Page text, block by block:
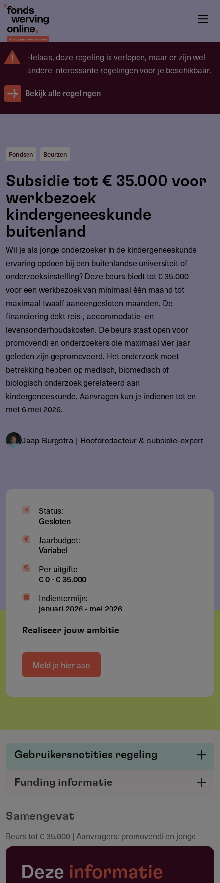
Overslaan
naar
inhoud
Helaas, deze regeling is verlopen, maar er zijn wel
andere interessante regelingen voor je beschikbaar.
Bekijk alle regelingen
Fondsen Beurzen
Subsidie tot € 35.000 voor
werkbezoek
kindergeneeskunde
buitenland
Wil je als jonge onderzoeker in de kindergeneeskunde
ervaring opdoen bij een buitenlandse universiteit of
onderzoeksinstelling? Deze beurs biedt tot € 35.000
voor een werkbezoek van minimaal één maand tot
maximaal twaalf aaneengesloten maanden. De
financiering dekt reis-, accommodatie- en
levensonderhoudskosten. De beurs staat open voor
promovendi en onderzoekers die maximaal vier jaar
geleden zijn gepromoveerd. Het onderzoek moet
betrekking hebben op medisch, biomedisch of
biologisch onderzoek gerelateerd aan
kindergeneeskunde. Aanvragen kun je indienen tot en
met 6 mei 2026.
Jaap Burgstra | Hoofdredacteur & subsidie-expert
Status:
Gesloten
Jaarbudget:
Variabel
Per uitgifte
€ 0 - € 35.000
Indientermijn:
januari 2026- mei 2026
Realiseer jouw ambitie
Meld je hier aan
Samengevat
Beurs tot € 35.000 | Aanvragers: promovendi en jonge
onderzoekers | Deadline: 6 mei 2026 | Werkbezoek 1-12
maanden buiten Nederland
Gebruikersnotities regeling
verstrekker met de Fondswervingonline
Maak een notitie
Funding informatie
Deze informatie